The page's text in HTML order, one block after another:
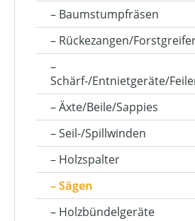
KETTENTEILUNG (IN ")
KLASSIFIZIERUNG
LADEZEIT (IN MIN)
MOTORLEISTUNG (IN
Baumstumpfräsen
Rückezangen/
Schärf-/Entnietgeräte/
Äxte/Beile/Sappies
Seil-/Spillwinden
Holzspalter
Sägen
Holzbündelgeräte